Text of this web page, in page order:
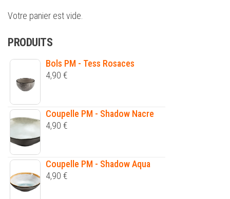
Votre panier est vide.
PRODUITS
Bols PM - Tess Rosaces
4,90 €
Coupelle PM - Shadow Nacre
4,90 €
Coupelle PM - Shadow Aqua
4,90 €